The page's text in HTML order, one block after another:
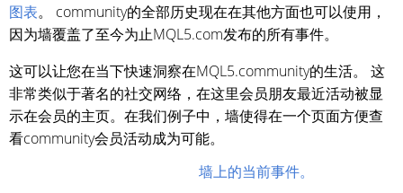
图表。 community的全部历史现在在其他方面也可以使用，
因为墙覆盖了至今为止MQL5.com发布的所有事件。
这可以让您在当下快速洞察在MQL5.community的生活。 这
非常类似于著名的社交网络，在这里会员朋友最近活动被显
示在会员的主页。在我们例子中，墙使得在一个页面方便查
看community会员活动成为可能。
墙上的当前事件。